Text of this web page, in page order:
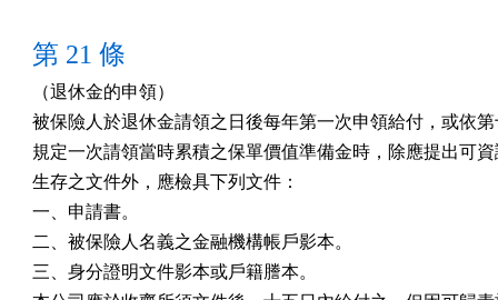
第 21 條
（退休金的申領）
被保險人於退休金請領之日後每年第一次申領給付，或依
規定一次請領當時累積之保單價值準備金時，除應提出可
生存之文件外，應檢具下列文件：
一、申請書。
二、被保險人名義之金融機構帳戶影本。
三、身分證明文件影本或戶籍謄本。